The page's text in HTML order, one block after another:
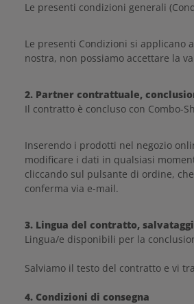
Le presenti condizioni generali
Le presenti Condizioni si applicano
nostra, non possiamo accettare la
2. Partner contrattuale,
Il contratto è concluso con Combo-
Inserendo i prodotti nel negozio
modificare i dati in qualsiasi
cliccando sul pulsante di ordine,
conferma via e-mail.
3. Lingua del contratto,
Lingua/e disponibili per la
Salviamo il testo del contratto e vi
4. Condizioni di consegna